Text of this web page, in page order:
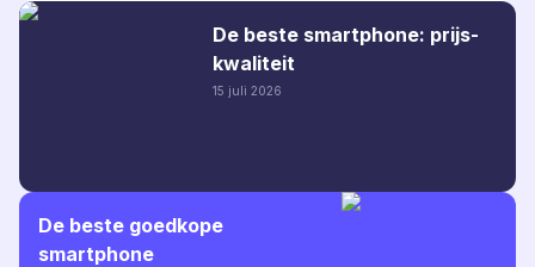
De beste smartphone: prijs-
kwaliteit
15 juli 2026
De beste goedkope
smartphone